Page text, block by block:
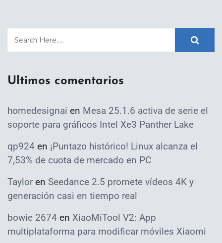
Ultimos comentarios
homedesignai en Mesa 25.1.6 activa de serie el
soporte para gráficos Intel Xe3 Panther Lake
qp924 en ¡Puntazo histórico! Linux alcanza el
7,53% de cuota de mercado en PC
Taylor en Seedance 2.5 promete vídeos 4K y
generación casi en tiempo real
bowie 2674 en XiaoMiTool V2: App
multiplataforma para modificar móviles Xiaomi